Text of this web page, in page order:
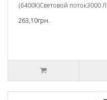
(6400К)Световой поток3000
263,10грн.